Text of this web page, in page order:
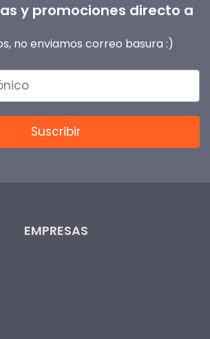
y promociones directo a
no enviamos correo basura :)
EMPRESAS